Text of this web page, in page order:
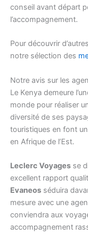
conseil avant départ
l’accompagnement.
Pour découvrir
notre sélection des
Notre avis sur les
Le Kenya demeure
monde pour réaliser
diversité de ses
touristiques en font
en Afrique de l’Est.
Leclerc Voyages se
excellent rapport
Evaneos séduira
mesure avec une
conviendra aux
accompagnement